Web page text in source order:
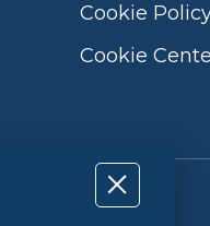
Cookie
Cookie
UNI EN ISO 9001:2015